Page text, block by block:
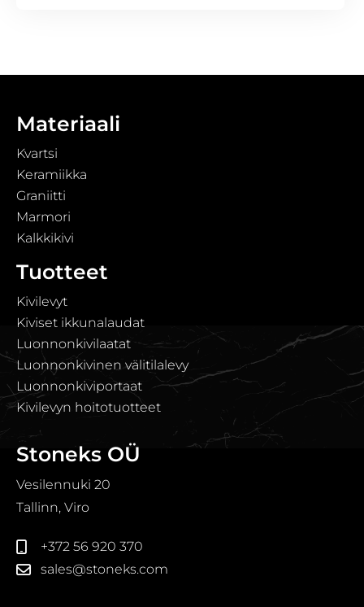
Materiaali
Kvartsi
Keramiikka
Graniitti
Marmori
Kalkkikivi
Tuotteet
Kivilevyt
Kiviset ikkunalaudat
Luonnonkivilaatat
Luonnonkivinen välitilalevy
Luonnonkiviportaat
Kivilevyn hoitotuotteet
Stoneks OÜ
Vesilennuki 20
Tallinn, Viro
+372 56 920 370
sales@stoneks.com